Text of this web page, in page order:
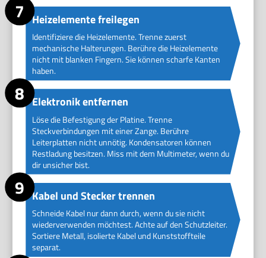
Heizelemente freilegen
Identifiziere die Heizelemente. Trenne zuerst
mechanische Halterungen. Berühre die Heizelemente
nicht mit blanken Fingern. Sie können scharfe Kanten
haben.
Elektronik entfernen
Löse die Befestigung der Platine. Trenne
Steckverbindungen mit einer Zange. Berühre
Leiterplatten nicht unnötig. Kondensatoren können
Restladung besitzen. Miss mit dem Multimeter, wenn du
dir unsicher bist.
Kabel und Stecker trennen
Schneide Kabel nur dann durch, wenn du sie nicht
wiederverwenden möchtest. Achte auf den Schutzleiter.
Sortiere Metall, isolierte Kabel und Kunststoffteile
separat.